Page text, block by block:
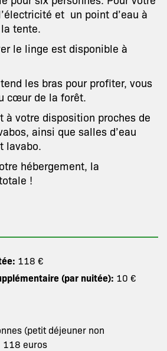
et un point d’eau à
tente.
le linge est disponible à
les bras pour profiter, vous
cœur de la forêt.
à votre disposition proches de
ainsi que salles d’eau
lavabo.
hébergement, la
!
118 €
(par nuitée): 10 €
(petit déjeuner non